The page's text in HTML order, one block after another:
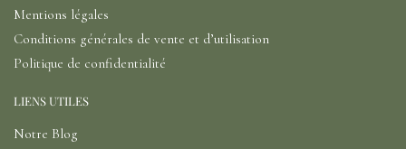
Mentions légales
Conditions générales de vente et d’utilisation
Politique de confidentialité
LIENS UTILES
Notre Blog